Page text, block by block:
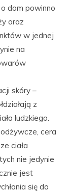
dom powinno
oraz
w jednej
na
skóry –
z
ludzkiego.
cera
ciała
nie jedynie
jest
się do